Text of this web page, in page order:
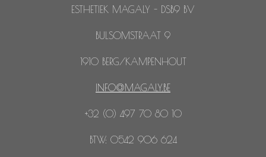
ESTHETIEK MAGALY - DSB9 BV
BULSOMSTRAAT 9
1910 BERG/KAMPENHOUT
INFO@MAGALY.BE
+32 (0) 497 70 80 10
BTW: 0542 906 624